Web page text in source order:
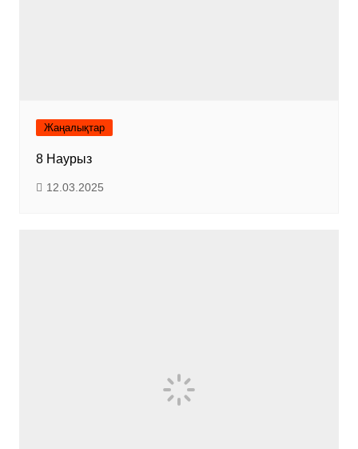
Жаңалықтар
8 Наурыз
12.03.2025